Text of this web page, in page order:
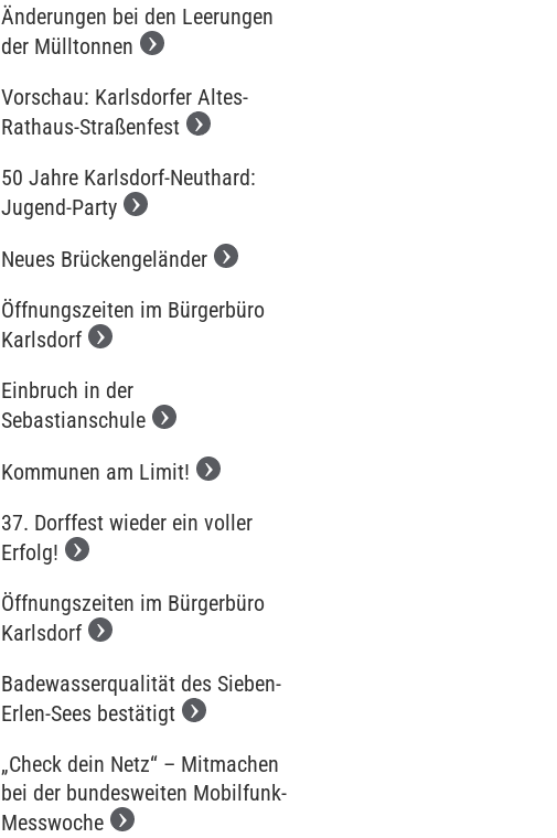
Änderungen bei den Leerungen
der Mülltonnen
Vorschau: Karlsdorfer Altes-
Rathaus-Straßenfest
50 Jahre Karlsdorf-Neuthard:
Jugend-Party
Neues Brückengeländer
Öffnungszeiten im Bürgerbüro
Karlsdorf
Einbruch in der
Sebastianschule
Kommunen am Limit!
37. Dorffest wieder ein voller
Erfolg!
Öffnungszeiten im Bürgerbüro
Karlsdorf
Badewasserqualität des Sieben-
Erlen-Sees bestätigt
„Check dein Netz“ – Mitmachen
bei der bundesweiten Mobilfunk-
Messwoche